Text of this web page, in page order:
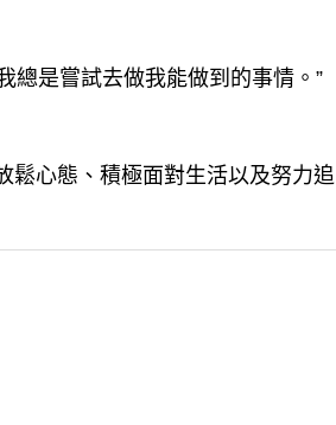
總是嘗試去做我能做到的事情。”
鬆心態、積極面對生活以及努力追